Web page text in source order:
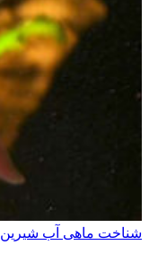
شناخت ماهی آب شیرین